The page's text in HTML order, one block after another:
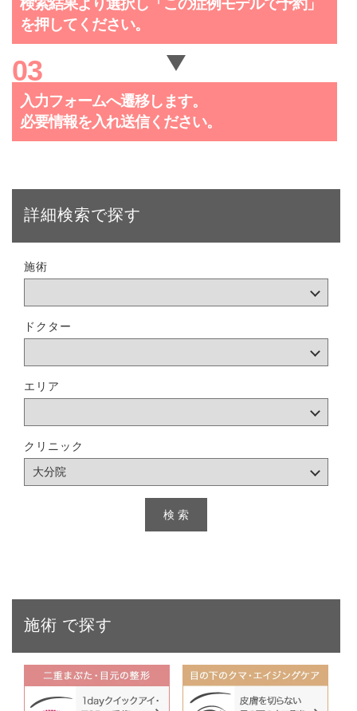
検索結果より選択し「この症例モデルで予約」
を押してください。
入力フォームへ遷移します。
必要情報を入れ送信ください。
詳細検索で探す
施術
ドクター
エリア
クリニック
施術 で探す